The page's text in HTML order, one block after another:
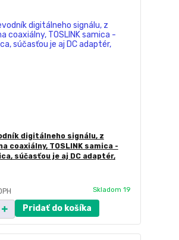
digitálneho signálu, z
coaxiálny, TOSLINK samica -
súčasťou je aj DC adaptér,
Skladom 19
Pridať do košíka